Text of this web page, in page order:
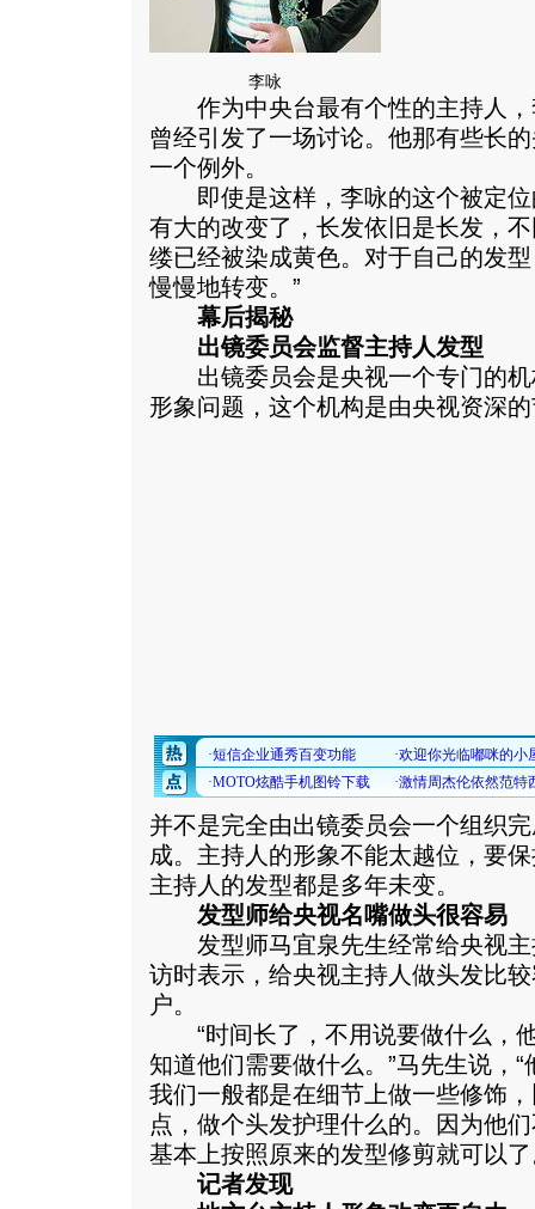
李咏
作为中央台最有个性的主持人，
曾经引发了一场讨论。他那有些长
一个例外。
即使是这样，李咏的这个被定位
有大的改变了，长发依旧是长发，
缕已经被染成黄色。对于自己的发
慢慢地转变。”
幕后揭秘
出镜委员会监督主持人发型
出镜委员会是央视一个专门的机
形象问题，这个机构是由央视资深
并不是完全由出镜委员会一个组织
成。主持人的形象不能太越位，要
主持人的发型都是多年未变。
发型师给央视名嘴做头很容易
发型师马宜泉先生经常给央视主
访时表示，给央视主持人做头发比
户。
“时间长了，不用说要做什么，
知道他们需要做什么。”马先生说，
我们一般都是在细节上做一些修饰
点，做个头发护理什么的。因为他
基本上按照原来的发型修剪就可以了
记者发现